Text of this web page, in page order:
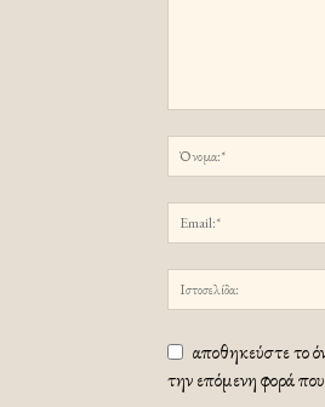
αποθηκεύστε το
την επόμενη φορά